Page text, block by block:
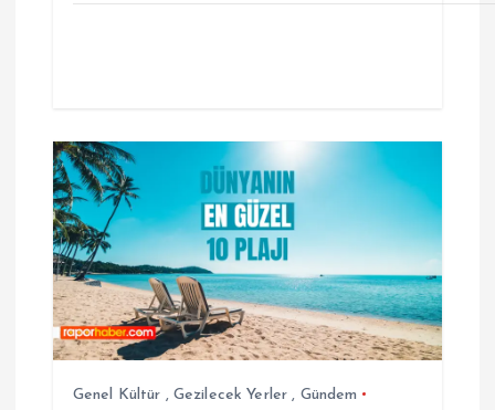
Genel Kültür , Gezilecek Yerler , Gündem